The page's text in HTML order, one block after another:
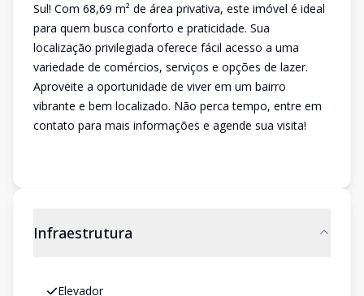
Sul! Com 68,69 m² de área privativa, este imóvel é ideal
para quem busca conforto e praticidade. Sua
localização privilegiada oferece fácil acesso a uma
variedade de comércios, serviços e opções de lazer.
Aproveite a oportunidade de viver em um bairro
vibrante e bem localizado. Não perca tempo, entre em
contato para mais informações e agende sua visita!
Infraestrutura
Elevador